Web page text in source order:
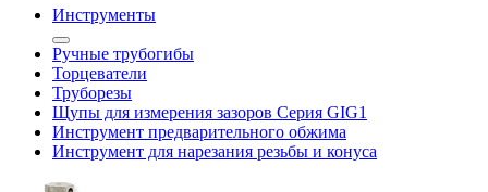
Инструменты
Ручные трубогибы
Торцеватели
Труборезы
Щупы для измерения зазоров Cерия GIG1
Инструмент предварительного обжима
Инструмент для нарезания резьбы и конуса